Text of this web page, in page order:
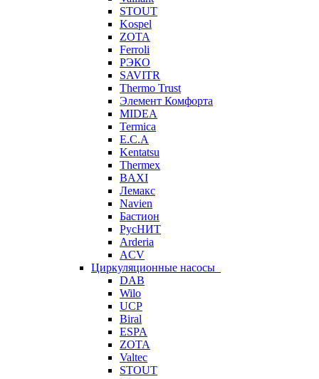
STOUT
Kospel
ZOTA
Ferroli
РЭКО
SAVITR
Thermo Trust
Элемент Комфорта
MIDEA
Termica
E.C.A
Kentatsu
Thermex
BAXI
Лемакс
Navien
Бастион
РусНИТ
Arderia
ACV
Циркуляционные насосы
DAB
Wilo
UCP
Biral
ESPA
ZOTA
Valtec
STOUT